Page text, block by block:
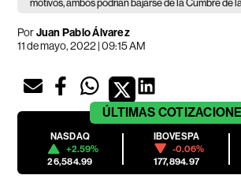
motivos, ambos podrían bajarse de la Cumbre de
PorJuan Pablo Álvarez
11 de mayo, 2022 | 09:15 AM
ÚLTIMAS
NASDAQ
+2.59%
26,584.99
IBOVESPA
-0.06%
177,894.97